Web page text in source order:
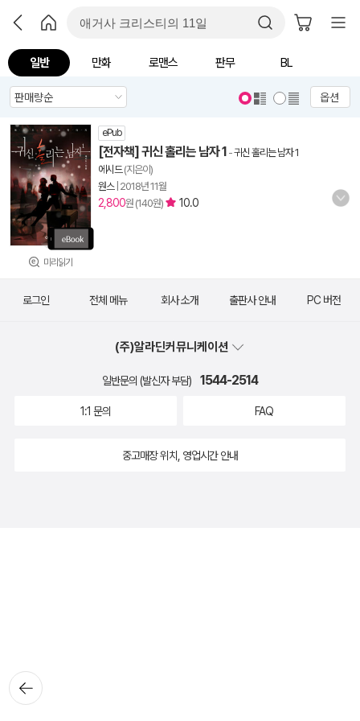
일반 만화 로맨스 판무 BL
옵션
미리읽기
ePub
[전자책] 귀신 홀리는 남자 1 -귀신 홀리는 남자 1
에시드(지은이)
원스| 2018년 11월
2,800원 (140원) 10.0
뒤로가
기
로그인 전체 메뉴 회사 소개 출판사 안내 PC 버전
(주)알라딘커뮤니케이션
일반문의 (발신자 부담) 1544-2514
1:1 문의 FAQ
중고매장 위치, 영업시간 안내